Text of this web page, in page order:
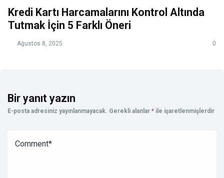
Kredi Kartı Harcamalarını Kontrol Altında
Tutmak İçin 5 Farklı Öneri
Ağustos 8, 2025 0
Bir yanıt yazın
E-posta adresiniz yayınlanmayacak. Gerekli alanlar * ile işaretlenmişlerdir